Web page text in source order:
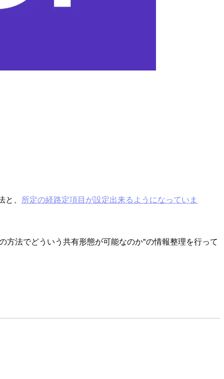
と、 所定の経路定項目が設定出来るようになっていま
方法でどういう共有形態が可能なのか"の情報整理を行って